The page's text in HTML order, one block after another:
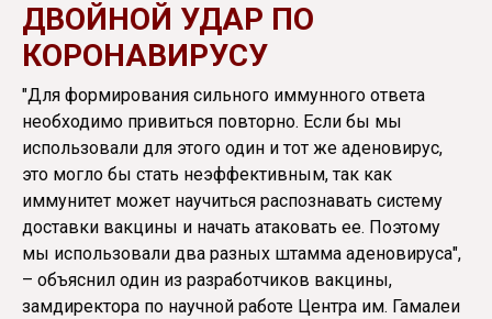
ДВОЙНОЙ УДАР ПО
КОРОНАВИРУСУ
"Для формирования сильного иммунного ответа
необходимо привиться повторно. Если бы мы
использовали для этого один и тот же аденовирус,
это могло бы стать неэффективным, так как
иммунитет может научиться распознавать систему
доставки вакцины и начать атаковать ее. Поэтому
мы использовали два разных штамма аденовируса",
– объяснил один из разработчиков вакцины,
замдиректора по научной работе Центра им. Гамалеи